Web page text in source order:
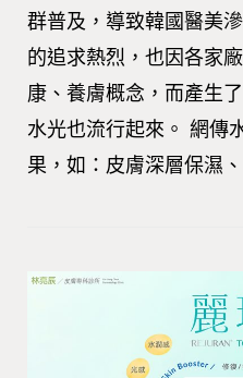
群普及，導致韓國醫美
的追求熱烈，也因各家
康、養膚概念，而產生
水光也流行起來。 網傳
果，如：皮膚深層保濕